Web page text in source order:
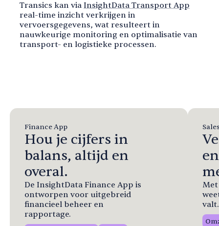
Transics kan via InsightData Transport App
real-time inzicht verkrijgen in
vervoersgegevens, wat resulteert in
nauwkeurige monitoring en optimalisatie van
transport- en logistieke processen.
Finance App
Hou je cijfers in
balans, altijd en
overal.
De InsightData Finance App is
ontworpen voor uitgebreid
financieel beheer en
rapportage.
valt.